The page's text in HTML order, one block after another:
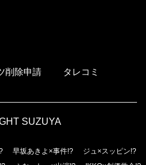
削除申請 タレコミ
SUZUYA
早坂あきよ×事件!?
ジュ×スッピン!?